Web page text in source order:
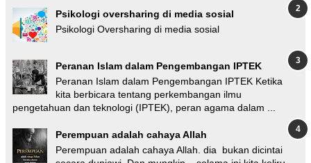
Psikologi oversharing di media sosial
Psikologi Oversharing di media sosial
Peranan Islam dalam Pengembangan IPTEK
Peranan Islam dalam Pengembangan IPTEK Ketika
kita berbicara tentang perkembangan ilmu
pengetahuan dan teknologi (IPTEK), peran agama dalam ...
Perempuan adalah cahaya Allah
Perempuan adalah cahaya Allah. dia bukan dicintai